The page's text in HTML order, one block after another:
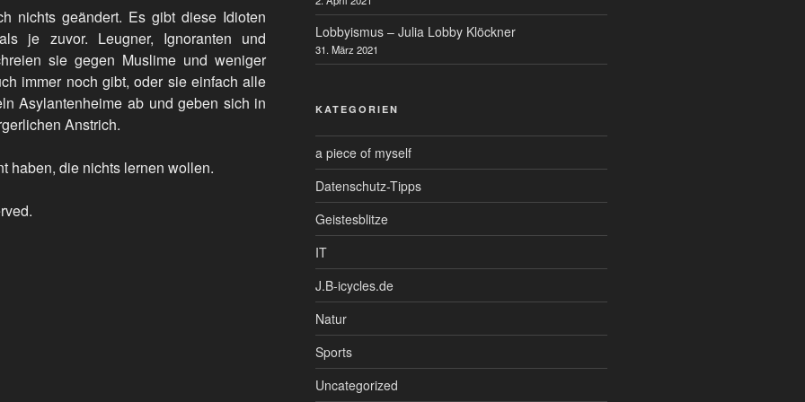
nichts geändert. Es gibt diese Idioten
je zuvor. Leugner, Ignoranten und
sie gegen Muslime und weniger
immer noch gibt, oder sie einfach alle
Asylantenheime ab und geben sich in
Anstrich.
haben, die nichts lernen wollen.
Lobbyismus – Julia Lobby Klöckner
31. März 2021
KATEGORIEN
a piece of myself
Datenschutz-Tipps
Geistesblitze
IT
J.B-icycles.de
Natur
Sports
Uncategorized